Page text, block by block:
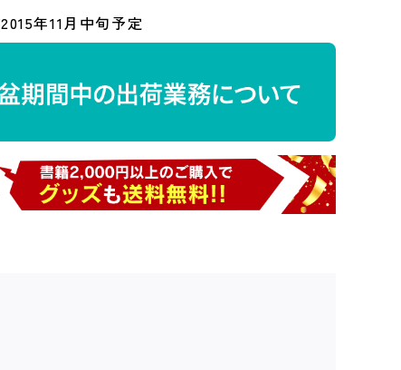
2015年11月中旬予定